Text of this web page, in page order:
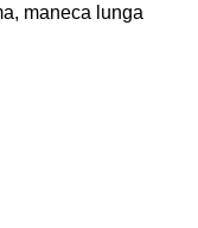
maneca lunga